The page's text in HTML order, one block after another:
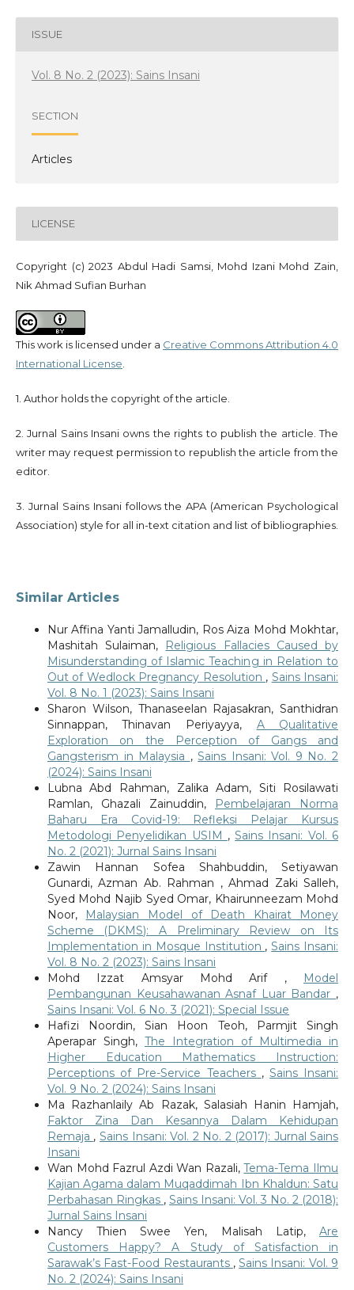
ISSUE
Vol. 8 No. 2 (2023): Sains Insani
SECTION
Articles
LICENSE
Copyright (c) 2023 Abdul Hadi Samsi, Mohd Izani Mohd Zain,
Nik Ahmad Sufian Burhan
This work is licensed under a Creative Commons Attribution 4.0
International License
1. Author holds the copyright of the article.
2. Jurnal Sains Insani owns the rights to publish the article. The
writer may request permission to republish the article from the
editor.
3. Jurnal Sains Insani follows the APA (American Psychological
Association) style for all in-text citation and list of bibliographies.
Similar Articles
Nur Affina Yanti Jamalludin, Ros Aiza Mohd Mokhtar,
Mashitah Sulaiman, Religious Fallacies Caused by
Misunderstanding of Islamic Teaching in Relation to
Out of Wedlock Pregnancy Resolution , Sains Insani:
Vol. 8 No. 1 (2023): Sains Insani
Sharon Wilson, Thanaseelan Rajasakran, Santhidran
Sinnappan, Thinavan Periyayya, A Qualitative
Exploration on the Perception of Gangs and
Gangsterism in Malaysia ,Sains Insani: Vol. 9 No. 2
(2024): Sains Insani
Lubna Abd Rahman, Zalika Adam, Siti Rosilawati
Ramlan, Ghazali Zainuddin,
Pembelajaran Norma
Baharu Era Covid-19: Refleksi Pelajar Kursus
Metodologi Penyelidikan USIM ,Sains Insani: Vol. 6
No. 2 (2021): Jurnal Sains Insani
Zawin Hannan Sofea Shahbuddin, Setiyawan
Gunardi, Azman Ab. Rahman , Ahmad Zaki Salleh,
Syed Mohd Najib Syed Omar, Khairunneezam Mohd
Noor, Malaysian Model of Death Khairat Money
Scheme (DKMS): A Preliminary Review on Its
Implementation in Mosque Institution ,Sains Insani:
Vol. 8 No. 2 (2023): Sains Insani
Mohd Izzat Amsyar Mohd Arif ,
Model
Pembangunan Keusahawanan Asnaf Luar Bandar ,
Sains Insani: Vol. 6 No. 3 (2021): Special Issue
Hafizi Noordin, Sian Hoon Teoh, Parmjit Singh
Aperapar Singh, The Integration of Multimedia in
Higher Education Mathematics Instruction:
Perceptions of Pre-Service Teachers , Sains Insani:
Vol. 9 No. 2 (2024): Sains Insani
Ma Razhanlaily Ab Razak, Salasiah Hanin Hamjah,
Faktor Zina Dan Kesannya Dalam Kehidupan
Remaja , Sains Insani: Vol. 2 No. 2 (2017): Jurnal Sains
Insani
Wan Mohd Fazrul Azdi Wan Razali,Tema-Tema Ilmu
Kajian Agama dalam Muqaddimah Ibn Khaldun: Satu
Perbahasan Ringkas , Sains Insani: Vol. 3 No. 2 (2018):
Jurnal Sains Insani
Nancy Thien Swee Yen, Malisah Latip,Are
Customers Happy? A Study of Satisfaction in
Sarawak’s Fast-Food Restaurants ,Sains Insani: Vol. 9
No. 2 (2024): Sains Insani